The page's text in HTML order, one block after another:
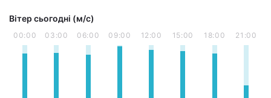
Вітер сьогодні (м/с)
00:00 03:00 06:00 09:00 12:00 15:00 18:00 21:00